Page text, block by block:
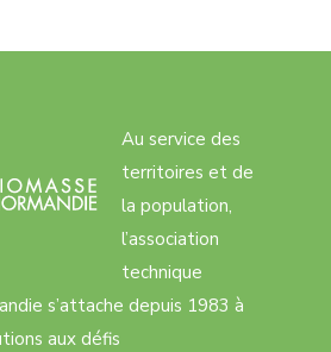
Au service des
territoires et de
la population,
l’association
technique
s’attache depuis 1983 à
aux défis